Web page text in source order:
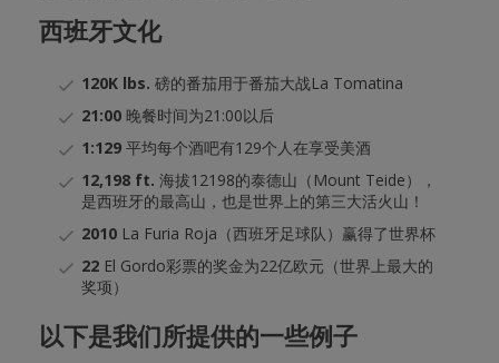
西班牙文化
120K lbs. 磅的番茄用于番茄大战La Tomatina
21:00晚餐时间为21:00以后
1:129平均每个酒吧有129个人在享受美酒
12,198 ft. 海拔12198的泰德山（Mount Teide），
是西班牙的最高山，也是世界上的第三大活火山！
2010La Furia Roja（西班牙足球队）赢得了世界杯
22El Gordo彩票的奖金为22亿欧元（世界上最大的
奖项）
以下是我们所提供的一些例子